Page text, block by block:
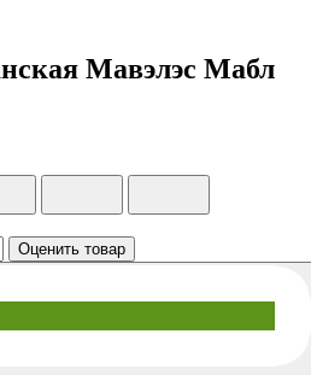
Мавэлэс Мабл